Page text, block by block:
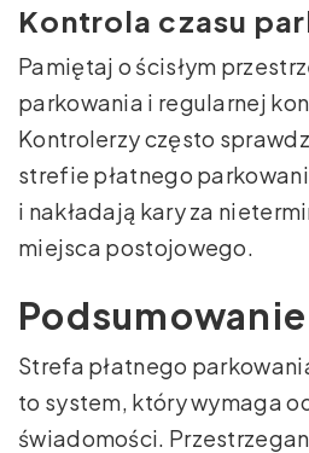
Kontrola czasu
Pamiętaj o ścisłym
parkowania i regularnej
Kontrolerzy często
strefie płatnego
i nakładają kary za
miejsca postojowego.
Podsumowanie
Strefa płatnego
to system, który wymaga
świadomości.